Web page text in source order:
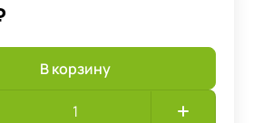
В корзину